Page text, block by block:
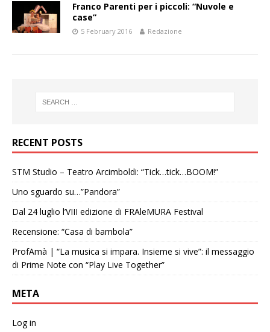
Franco Parenti per i piccoli: “Nuvole e
case”
5 February 2016 Redazione
RECENT POSTS
STM Studio – Teatro Arcimboldi: “Tick…tick…BOOM!”
Uno sguardo su…”Pandora”
Dal 24 luglio l’VIII edizione di FRAleMURA Festival
Recensione: “Casa di bambola”
ProfAmà | “La musica si impara. Insieme si vive”: il messaggio
di Prime Note con “Play Live Together”
META
Log in